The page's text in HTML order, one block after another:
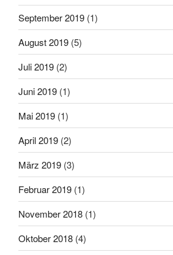
September 2019 (1)
August 2019 (5)
Juli 2019 (2)
Juni 2019 (1)
Mai 2019 (1)
April 2019 (2)
März 2019 (3)
Februar 2019 (1)
November 2018 (1)
Oktober 2018 (4)